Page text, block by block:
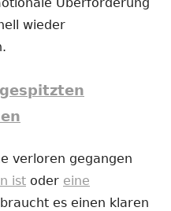
wieder
verloren gegangen
ist oder eine
es einen klaren